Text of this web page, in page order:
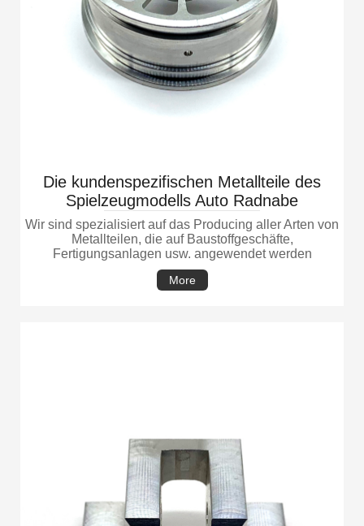
Die kundenspezifischen Metallteile des
Spielzeugmodells Auto Radnabe
Wir sind spezialisiert auf das Producing aller Arten von
Metallteilen, die auf Baustoffgeschäfte,
Fertigungsanlagen usw. angewendet werden
More